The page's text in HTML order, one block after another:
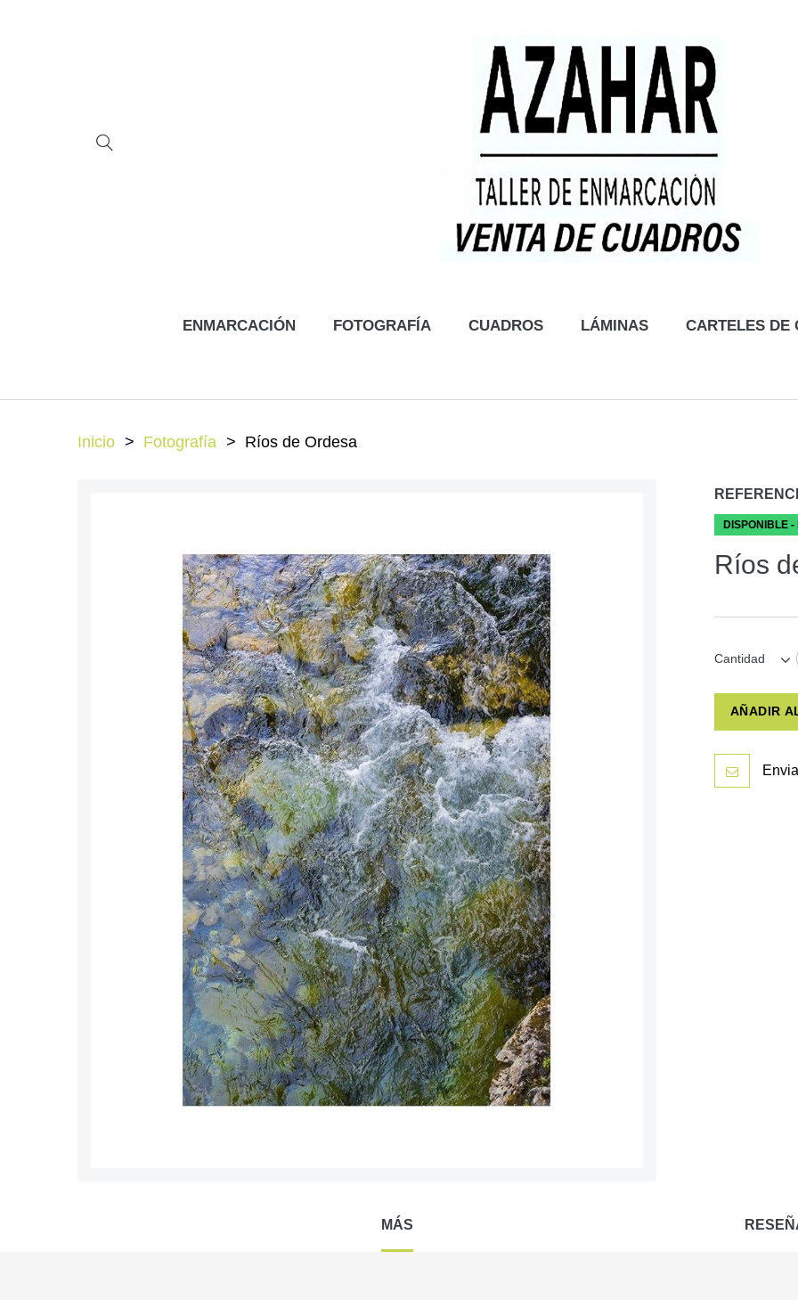
ENMARCACIÓN FOTOGRAFÍA CUADROS LÁMINAS CARTELES DE
Inicio Fotografía Ríos de Ordesa
DISPONIBLE
Ríos
Cantidad
AÑADIR
MÁS